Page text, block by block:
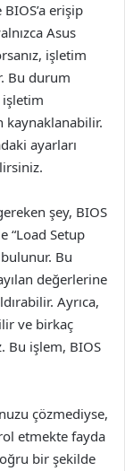
erişip
Asus
işletim
Bu durum
işletim
kaynaklanabilir.
ayarları
şey, BIOS
“Load Setup
Bu
değerlerine
Ayrıca,
ve birkaç
Bu işlem, BIOS
çözmediyse,
etmekte fayda
bir şekilde